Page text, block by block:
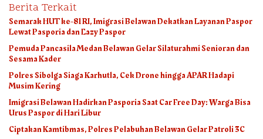
Berita Terkait
Semarak HUT ke-81 RI, Imigrasi Belawan Dekatkan Layanan Paspor
Lewat Pasporia dan Eazy Paspor
Pemuda Pancasila Medan Belawan Gelar Silaturahmi Senioran dan
Sesama Kader
Polres Sibolga Siaga Karhutla, Cek Drone hingga APAR Hadapi
Musim Kering
Imigrasi Belawan Hadirkan Pasporia Saat Car Free Day: Warga Bisa
Urus Paspor di Hari Libur
Ciptakan Kamtibmas, Polres Pelabuhan Belawan Gelar Patroli 3C